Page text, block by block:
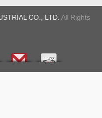
CO., LTD. All Rights